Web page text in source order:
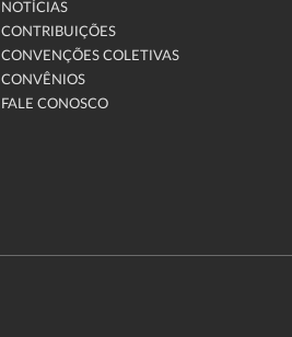
NOTÍCIAS
CONTRIBUIÇÕES
CONVENÇÕES COLETIVAS
CONVÊNIOS
FALE CONOSCO